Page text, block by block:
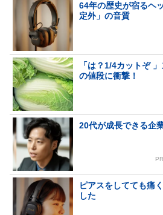
64年の歴史が宿るヘ
定外」の音質
「は？1/4カットぞ
の値段に衝撃！
20代が成長できる企
ピアスをしてても痛
した